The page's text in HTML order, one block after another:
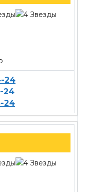
24
24
24